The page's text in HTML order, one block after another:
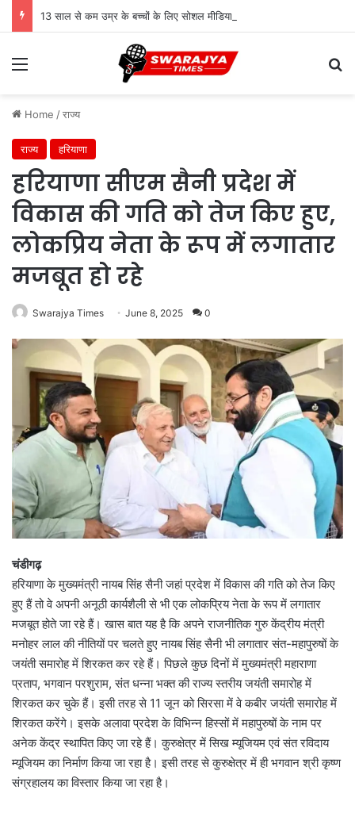
Menu
Home /राज्य
राज्य हरियाणा
हरियाणा सीएम सैनी प्रदेश में
विकास की गति को तेज किए हुए,
लोकप्रिय नेता के रूप में लगातार
मजबूत हो रहे
Swarajya Times June 8, 2025 0
चंडीगढ़
हरियाणा के मुख्यमंत्री नायब सिंह सैनी जहां प्रदेश में विकास की गति को तेज किए
हुए हैं तो वे अपनी अनूठी कार्यशैली से भी एक लोकप्रिय नेता के रूप में लगातार
मजबूत होते जा रहे हैं। खास बात यह है कि अपने राजनीतिक गुरु केंद्रीय मंत्री
मनोहर लाल की नीतियों पर चलते हुए नायब सिंह सैनी भी लगातार संत-महापुरुषों के
जयंती समारोह में शिरकत कर रहे हैं। पिछले कुछ दिनों में मुख्यमंत्री महाराणा
प्रताप, भगवान परशुराम, संत धन्ना भक्त की राज्य स्तरीय जयंती समारोह में
शिरकत कर चुके हैं। इसी तरह से 11 जून को सिरसा में वे कबीर जयंती समारोह में
शिरकत करेंगे। इसके अलावा प्रदेश के विभिन्न हिस्सों में महापुरुषों के नाम पर
अनेक केंद्र स्थापित किए जा रहे हैं। कुरुक्षेत्र में सिख म्यूजियम एवं संत रविदाय
म्यूजियम का निर्माण किया जा रहा है। इसी तरह से कुरुक्षेत्र में ही भगवान श्री कृष्ण
संग्रहालय का विस्तार किया जा रहा है।